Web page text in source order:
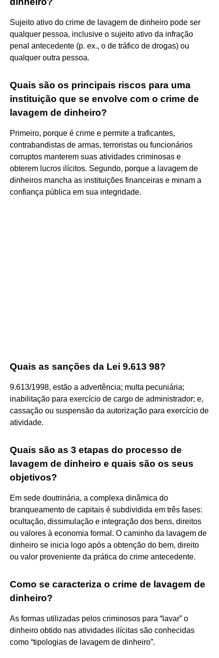
Sujeito ativo do crime de lavagem de dinheiro pode ser
qualquer pessoa, inclusive o sujeito ativo da infração
penal antecedente (p. ex., o de tráfico de drogas) ou
qualquer outra pessoa.
Quais são os principais riscos para uma
instituição que se envolve com o crime de
lavagem de dinheiro?
Primeiro, porque é crime e permite a traficantes,
contrabandistas de armas, terroristas ou funcionários
corruptos manterem suas atividades criminosas e
obterem lucros ilícitos. Segundo, porque a lavagem de
dinheiros mancha as instituições financeiras e minam a
confiança pública em sua integridade.
Quais as sanções da Lei 9.613 98?
9.613/1998, estão a advertência; multa pecuniária;
inabilitação para exercício de cargo de administrador; e,
cassação ou suspensão da autorização para exercício de
atividade.
Quais são as 3 etapas do processo de
lavagem de dinheiro e quais são os seus
objetivos?
Em sede doutrinária, a complexa dinâmica do
branqueamento de capitais é subdividida em três fases:
ocultação, dissimulação e integração dos bens, direitos
ou valores à economia formal. O caminho da lavagem de
dinheiro se inicia logo após a obtenção do bem, direito
ou valor proveniente da prática do crime antecedente.
Como se caracteriza o crime de lavagem de
dinheiro?
As formas utilizadas pelos criminosos para “lavar” o
dinheiro obtido nas atividades ilícitas são conhecidas
como “tipologias de lavagem de dinheiro”.